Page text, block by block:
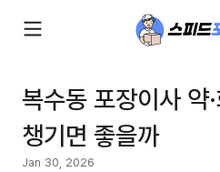
복수동 포장이사 약
챙기면 좋을까
Jan 30, 2026